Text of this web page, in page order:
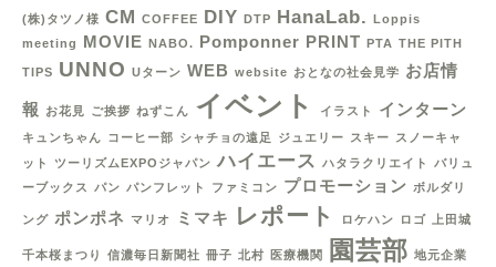
(株)タツノ様 CM COFFEE DIY DTP HanaLab.
Loppis
meeting
MOVIE NABO. Pomponner PRINT PTA THE PITH
TIPS UNNO Uターン WEB website おとなの社会見学 お店情
報 お花見 ご挨拶 ねずこん イベント イラスト インターン
キュンちゃん コーヒー部 シャチョの遠足 ジュエリー スキー
スノーキャ
ット
ツーリズムEXPOジャパン ハイエース ハタラクリエイト
バリュ
ーブックス パン パンフレット ファミコン プロモーション ボルダリ
ング ポンポネ マリオ ミマキ レポート ロケハン ロゴ 上田城
千本桜まつり 信濃毎日新聞社 冊子 北村 医療機関 園芸部 地元企業